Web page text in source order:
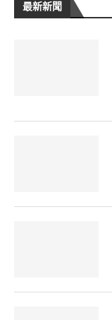
最新新聞